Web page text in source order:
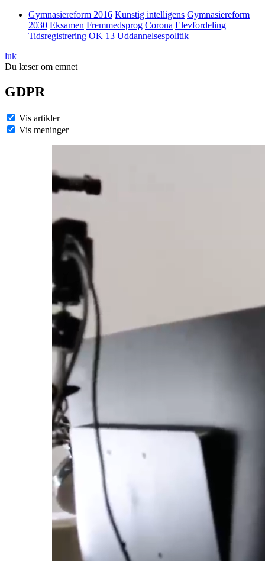
Gymnasiereform 2016 Kunstig intelligens Gymnasiereform
2030 Eksamen Fremmedsprog Corona Elevfordeling
Tidsregistrering OK 13 Uddannelsespolitik
luk
Du læser om emnet
GDPR
Vis artikler
Vis meninger